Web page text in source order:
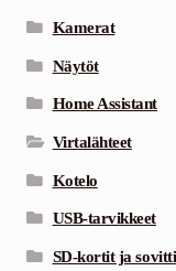
Kamerat
Näytöt
Home Assistant
Virtalähteet
Kotelo
USB-tarvikkeet
SD-kortit ja